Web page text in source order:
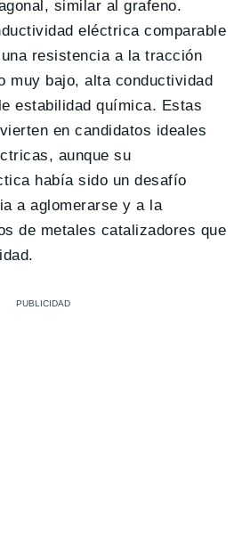
similar al grafeno.
eléctrica comparable
resistencia a la tracción
muy bajo, alta conductividad
estabilidad química. Estas
en candidatos ideales
aunque su
había sido un desafío
a aglomerarse y a la
de metales catalizadores que